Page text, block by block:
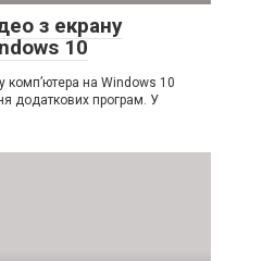
з екрану
10
комп’ютера на Windows 10
додаткових програм. У